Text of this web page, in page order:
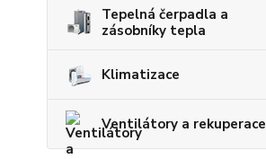
Tepelná čerpadla a
zásobníky tepla
Klimatizace
Ventilátory a rekuperace